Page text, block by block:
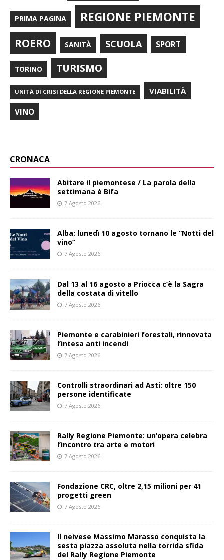
PRIMA PAGINA REGIONE PIEMONTE
ROERO SANITÀ SCUOLA SPORT
TORINO TURISMO
UNITÀ DI CRISI DELLA REGIONE PIEMONTE VIABILITÀ
VINO
CRONACA
Abitare il piemontese / La parola della
settimana è Bifa
7 Agosto 2026
Alba: lunedì 10 agosto tornano le “Notti del
vino”
7 Agosto 2026
Dal 13 al 16 agosto a Priocca c’è la Sagra
della costata di vitello
7 Agosto 2026
Piemonte e carabinieri forestali, rinnovata
l’intesa anti incendi
7 Agosto 2026
Controlli straordinari ad Asti: oltre 150
persone identificate
7 Agosto 2026
Rally Regione Piemonte: un’opera celebra
l’incontro tra arte e motori
7 Agosto 2026
Fondazione CRC, oltre 2,15 milioni per 41
progetti green
7 Agosto 2026
Il neivese Massimo Marasso conquista la
sesta piazza assoluta nella torrida sfida
del Rally Regione Piemonte